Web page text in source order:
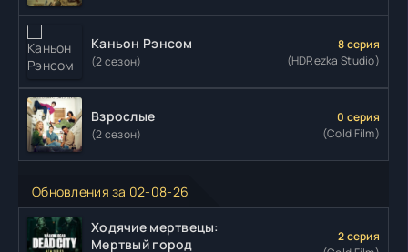
Каньон Рэнсом
(2 сезон)
8 серия
(HDRezka Studio)
Взрослые
(2 сезон)
0 серия
(Cold Film)
Обновления за 02-08-26
Ходячие мертвецы:
Мертвый город
2 серия